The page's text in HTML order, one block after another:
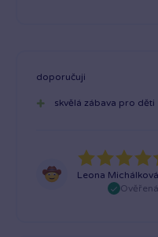
Leona Michálková
doporučuji
skvělá zábava pro děti